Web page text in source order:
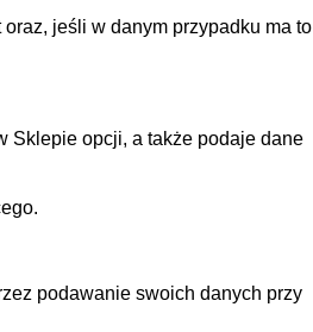
jeśli w danym przypadku ma to
Sklepie opcji, a także podaje dane
podawanie swoich danych przy